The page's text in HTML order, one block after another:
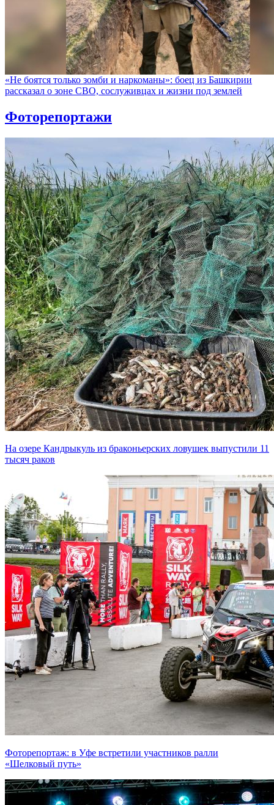
«Не боятся только зомби и наркоманы»: боец из Башкирии
рассказал о зоне СВО, сослуживцах и жизни под землей
Фоторепортажи
На озере Кандрыкуль из браконьерских ловушек выпустили 11
тысяч раков
Фоторепортаж: в Уфе встретили участников ралли
«Шелковый путь»